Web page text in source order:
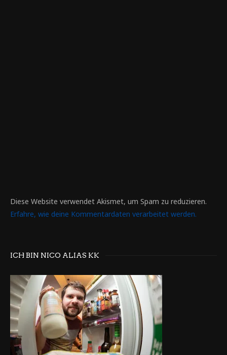
Diese Website verwendet Akismet, um Spam zu reduzieren.
Erfahre, wie deine Kommentardaten verarbeitet werden.
ICH BIN NICO ALIAS KK